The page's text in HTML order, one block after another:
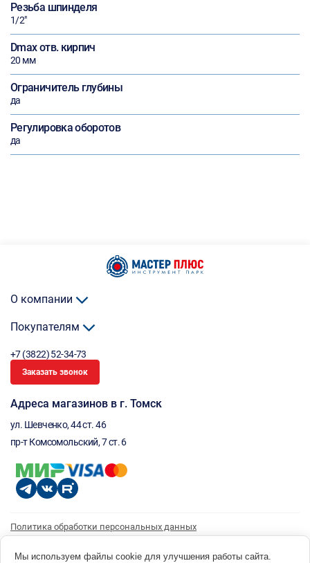
Резьба шпинделя
1/2"
Dmax отв. кирпич
20 мм
Ограничитель глубины
да
Регулировка оборотов
да
О компании
Покупателям
+7 (3822) 52-34-73
Заказать звонок
Адреса магазинов в г. Томск
ул. Шевченко, 44 ст. 46
пр-т Комсомольский, 7 ст. 6
Политика обработки персональных данных
Согласие на получение рассылки
Мы используем файлы cookie для улучшения работы сайта.